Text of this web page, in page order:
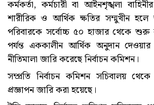
কর্মকর্তা, কর্মচারী বা আইনশৃঙ্খলা
শারীরিক ও আর্থিক ক্ষতির সম্মুখীন হলে
পরিবারকে সর্বোচ্চ ৫০ হাজার থেকে
পর্যন্ত এককালীন আর্থিক অনুদান
নীতিমালা জারি করেছে নির্বাচন কমিশন।
সম্প্রতি নির্বাচন কমিশন সচিবালয়
প্রজ্ঞাপন জারি করা হয়েছে।